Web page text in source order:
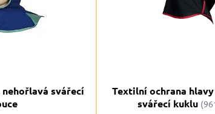
nehořlavá svářecí
Textilní ochrana
svářecí kuklu